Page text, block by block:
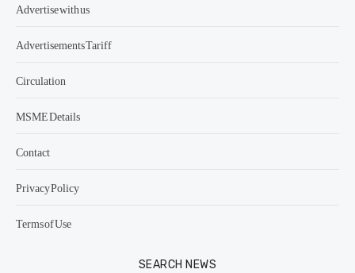
Advertise with us
Advertisements Tariff
Circulation
MSME Details
Contact
Privacy Policy
Terms of Use
SEARCH NEWS